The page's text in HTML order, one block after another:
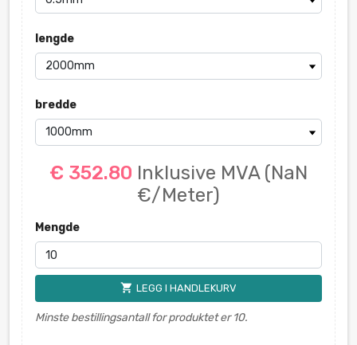
lengde
bredde
€ 352.80 Inklusive MVA (NaN
€/Meter)
Mengde
shopping_cart LEGG I HANDLEKURV
Minste bestillingsantall for produktet er 10.